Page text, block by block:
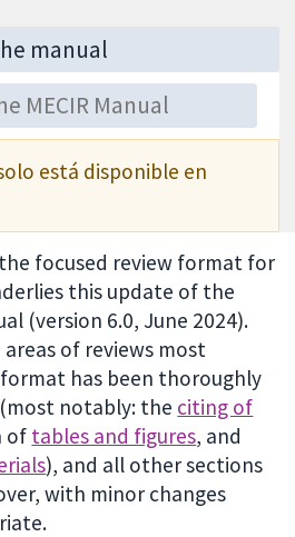
está disponible en
focused review format for
this update of the
(version 6.0, June 2024).
of reviews most
has been thoroughly
notably: the citing of
of tables and figures, and
), and all other sections
with minor changes